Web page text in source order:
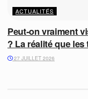
ACTUALITÉS
Peut-on vraiment
? La réalité que
27 JUILLET 2026